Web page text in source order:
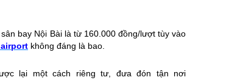
bay Nội Bài là từ 160.000 đồng/lượt tùy vào
không đáng là bao.
lại một cách riêng tư, đưa đón tận nơi